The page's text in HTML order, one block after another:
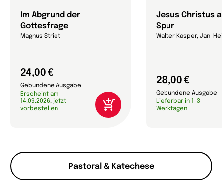
Pastoral & Katechese
Im Abgrund der
Gottesfrage
Magnus Striet
24,00 €
Gebundene Ausgabe
Erscheint am
14.09.2026, jetzt
vorbestellen
Jesus Christus
Spur
Walter Kasper, Jan-
28,00 €
Gebundene Ausgabe
Lieferbar in 1-3
Werktagen